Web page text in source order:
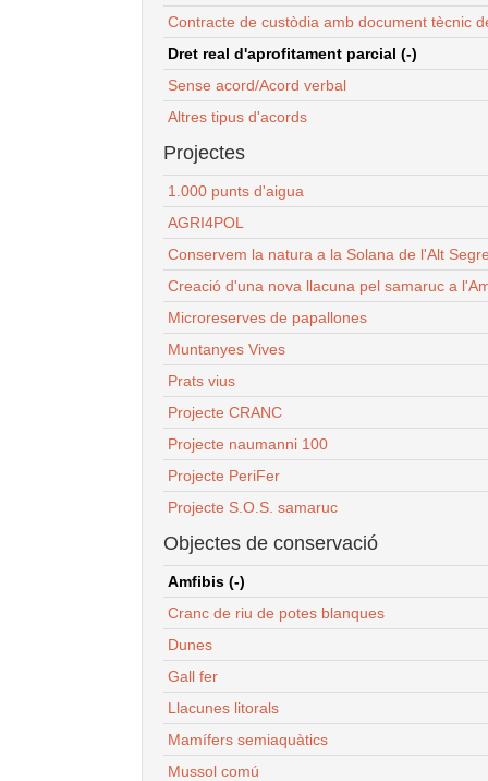
Contracte de custòdia amb document tècnic
Dret real d'aprofitament parcial (-)
Sense acord/Acord verbal
Altres tipus d'acords
Projectes
1.000 punts d'aigua
AGRI4POL
Conservem la natura a la Solana de l'Alt
Creació d'una nova llacuna pel samaruc a
Microreserves de papallones
Muntanyes Vives
Prats vius
Projecte CRANC
Projecte naumanni 100
Projecte PeriFer
Projecte S.O.S. samaruc
Objectes de conservació
Amfibis (-)
Cranc de riu de potes blanques
Dunes
Gall fer
Llacunes litorals
Mamífers semiaquàtics
Mussol comú